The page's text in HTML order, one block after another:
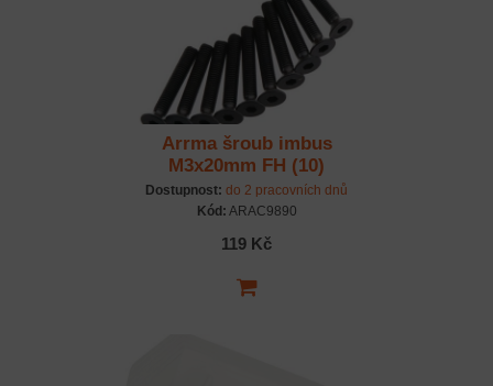
Arrma šroub imbus
M3x20mm FH (10)
Dostupnost: do 2 pracovních dnů
Kód: ARAC9890
119 Kč